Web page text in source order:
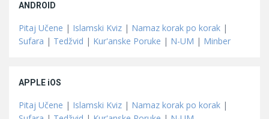
ANDROID
Pitaj Učene | Islamski Kviz | Namaz korak po korak |
Sufara | Tedžvid | Kur'anske Poruke | N-UM | Minber
APPLE iOS
Pitaj Učene | Islamski Kviz | Namaz korak po korak |